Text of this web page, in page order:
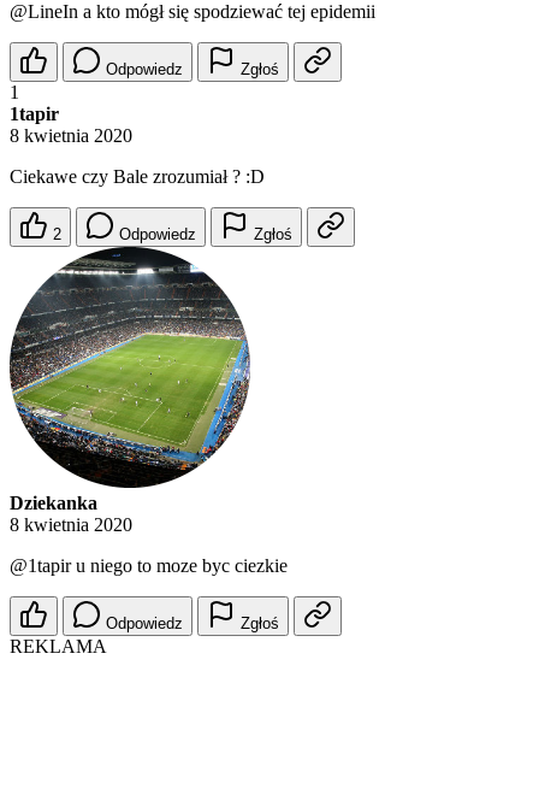
@LineIn a kto mógł się spodziewać tej epidemii
Odpowiedz Zgłoś
1
1tapir
8 kwietnia 2020
Ciekawe czy Bale zrozumiał ? :D
2 Odpowiedz Zgłoś
Dziekanka
8 kwietnia 2020
@1tapiru niego to moze byc ciezkie
Odpowiedz Zgłoś
REKLAMA